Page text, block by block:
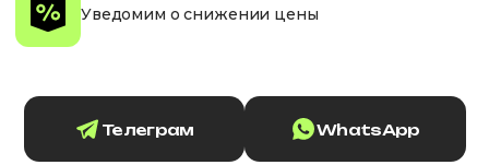
Уведомим о снижении цены
Телеграм WhatsApp